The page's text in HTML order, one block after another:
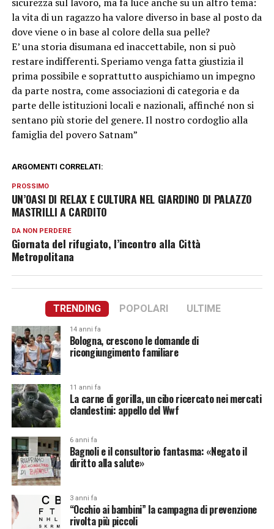
la vita di un ragazzo ha valore diverso in base al posto da
dove viene o in base al colore della sua pelle?
E’ una storia disumana ed inaccettabile, non si può
restare indifferenti. Speriamo venga fatta giustizia il
prima possibile e soprattutto auspichiamo un impegno
da parte nostra, come associazioni di categoria e da
parte delle istituzioni locali e nazionali, affinché non si
sentano più storie del genere. Il nostro cordoglio alla
famiglia del povero Satnam”
ARGOMENTI CORRELATI:
PROSSIMO
UN’OASI DI RELAX E CULTURA NEL GIARDINO DI PALAZZO
MASTRILLI A CARDITO
DA NON PERDERE
Giornata del rifugiato, l’incontro alla Città
Metropolitana
TRENDING POPOLARI ULTIME
14 anni fa
Bologna, crescono le domande di
ricongiungimento familiare
11 anni fa
La carne di gorilla, un cibo ricercato nei mercati
clandestini: appello del Wwf
6 anni fa
Bagnoli e il consultorio fantasma: «Negato il
diritto alla salute»
3 anni fa
“Occhio ai bambini” la campagna di prevenzione
rivolta più piccoli